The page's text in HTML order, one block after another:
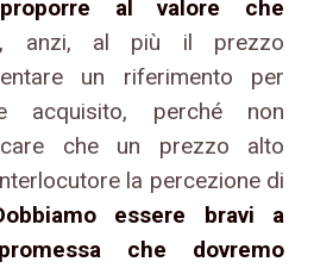
al valore che
, anzi, al più il prezzo
un riferimento per
acquisito, perché non
che un prezzo alto
la percezione di
essere bravi a
che dovremo